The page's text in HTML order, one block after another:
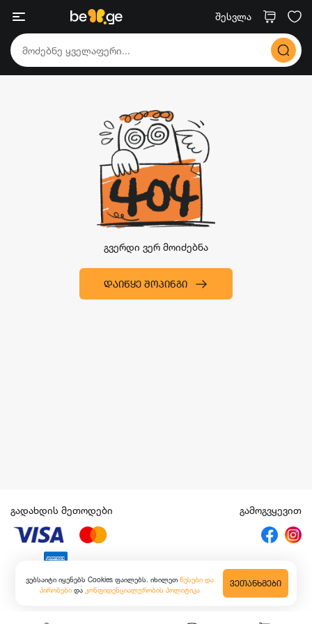
შესვლა
გვერდი ვერ მოიძებნა
ᲓᲐᲘᲬᲧᲔ ᲨᲝᲞᲘᲜᲒᲘ
ვებსაიტი იყენებს Cookies ფაილებს. იხილეთ წესები და
პირობები და კონფიდენციალურობის პოლიტიკა
ᲕᲔᲗᲐᲜᲮᲛᲔᲑᲘ
გადახდის მეთოდები გამოგვყევით